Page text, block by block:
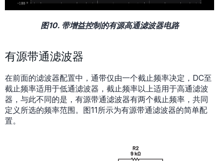
图10. 带增益控制的有源高通滤波器电路
有源带通滤波器
在前面的滤波器配置中，通带仅由一个截止频率决定，DC至
截止频率适用于低通滤波器，截止频率以上适用于高通滤波
器，与此不同的是，有源带通滤波器有两个截止频率，共同
定义所选的频率范围。图11所示为有源带通滤波器的简单配
置。